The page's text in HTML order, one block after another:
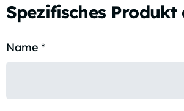
Spezifisches Produkt
Name *